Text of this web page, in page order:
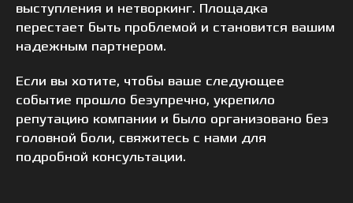
выступления и нетворкинг. Площадка
перестает быть проблемой и становится вашим
надежным партнером.
Если вы хотите, чтобы ваше следующее
событие прошло безупречно, укрепило
репутацию компании и было организовано без
головной боли, свяжитесь с нами для
подробной консультации.